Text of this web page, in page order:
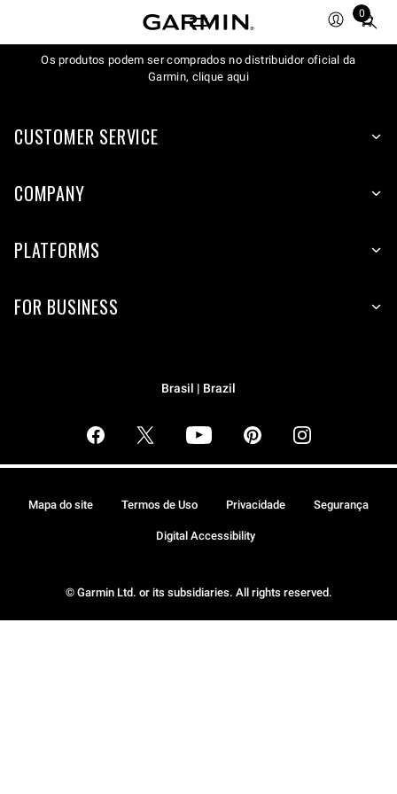
0
Total
items
in
Os produtos podem ser comprados no distribuidor oficial da
Garmin, clique aqui
CUSTOMER SERVICE
COMPANY
PLATFORMS
FOR BUSINESS
Brasil | Brazil
© Garmin Ltd. or its subsidiaries. All rights reserved.
Mapa do site Termos de Uso Privacidade Segurança
Digital Accessibility